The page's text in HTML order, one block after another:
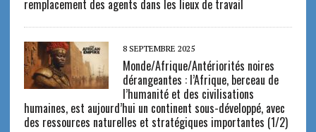
remplacement des agents dans les lieux de travail
8 SEPTEMBRE 2025
Monde/Afrique/Antériorités noires
dérangeantes : l’Afrique, berceau de
l’humanité et des civilisations
humaines, est aujourd’hui un continent sous-développé, avec
des ressources naturelles et stratégiques importantes (1/2)